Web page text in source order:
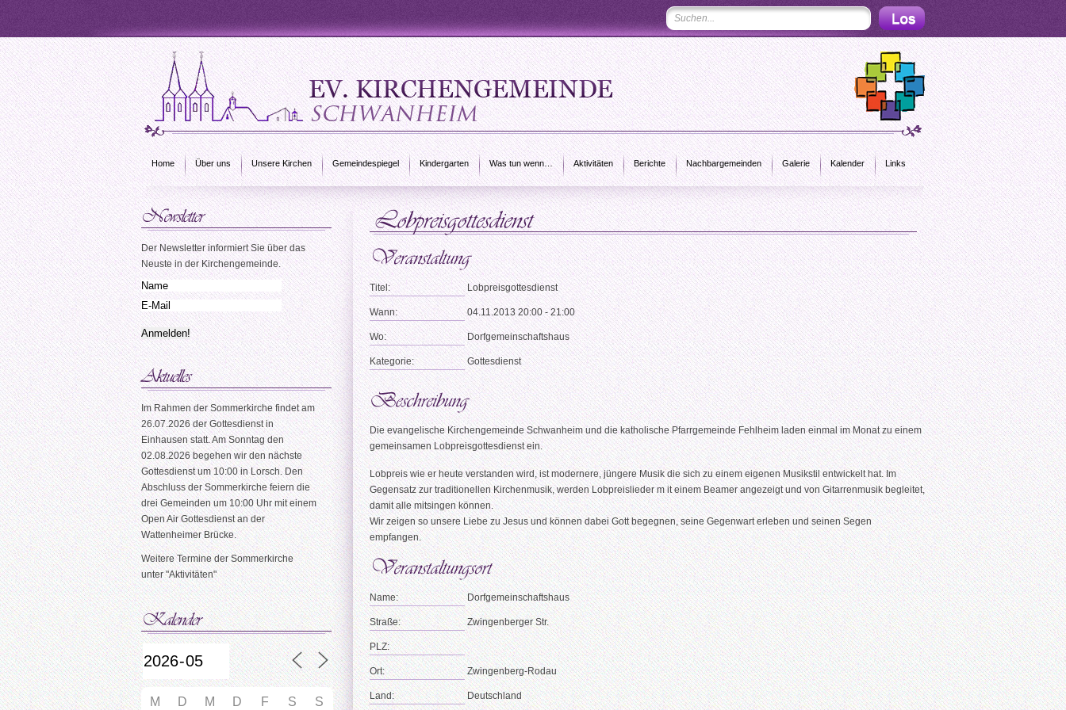
Home Über uns Unsere Kirchen Gemeindespiegel Kindergarten Was tun wenn… Aktivitäten Berichte Nachbargemeinden Galerie Kalender Links
Titel: Lobpreisgottesdienst
Wann: 04.11.2013 20:00 - 21:00
Wo: Dorfgemeinschaftshaus
Kategorie: Gottesdienst
Die evangelische Kirchengemeinde Schwanheim und die katholische Pfarrgemeinde Fehlheim laden einmal im Monat zu einem
gemeinsamen Lobpreisgottesdienst ein.
Lobpreis wie er heute verstanden wird, ist modernere, jüngere Musik die sich zu einem eigenen Musikstil entwickelt hat. Im
Gegensatz zur traditionellen Kirchenmusik, werden Lobpreislieder m it einem Beamer angezeigt und von Gitarrenmusik begleitet,
damit alle mitsingen können.
Wir zeigen so unsere Liebe zu Jesus und können dabei Gott begegnen, seine Gegenwart erleben und seinen Segen
empfangen.
Name: Dorfgemeinschaftshaus
Straße: Zwingenberger Str.
PLZ:
Ort: Zwingenberg-Rodau
Land: Deutschland
Der Newsletter informiert Sie über das
Neuste in der Kirchengemeinde.
Im Rahmen der Sommerkirche findet am
26.07.2026 der Gottesdienst in
Einhausen statt. Am Sonntag den
02.08.2026 begehen wir den nächste
Gottesdienst um 10:00 in Lorsch. Den
Abschluss der Sommerkirche feiern die
drei Gemeinden um 10:00 Uhr mit einem
Open Air Gottesdienst an der
Wattenheimer Brücke.
Weitere Termine der Sommerkirche
unter "Aktivitäten"
M D M D F S S